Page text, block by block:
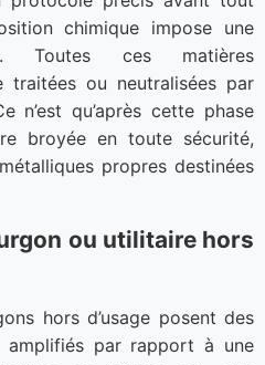
chimique impose une
Toutes ces matières
traitées ou neutralisées par
n’est qu’après cette phase
broyée en toute sécurité,
propres destinées
ou utilitaire hors
hors d’usage posent des
amplifiés par rapport à une